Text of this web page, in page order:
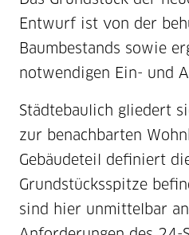
Entwurf ist von der
Baumbestands sowie
notwendigen Ein- und
Städtebaulich gliedert
zur benachbarten
Gebäudeteil definiert
Grundstücksspitze
sind hier unmittelbar